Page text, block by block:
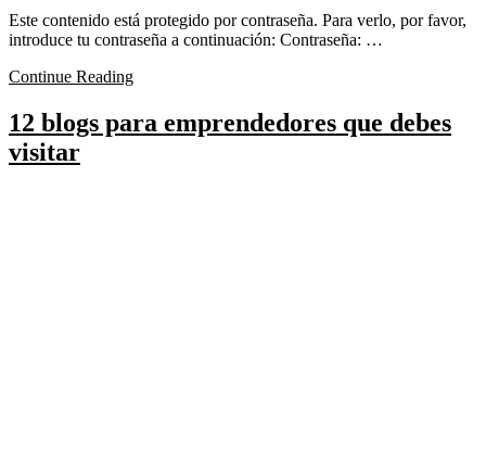
Este contenido está protegido por contraseña. Para verlo, por favor,
introduce tu contraseña a continuación: Contraseña: …
Continue Reading
12 blogs para emprendedores que debes
visitar